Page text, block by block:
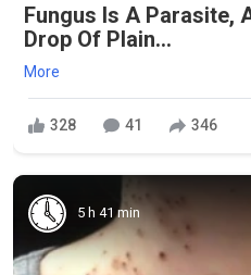
Fungus Is A Parasite,
Drop Of Plain...
More
328 41 346
5 h 41 min